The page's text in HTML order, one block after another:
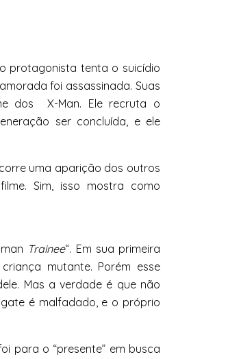
protagonista tenta o suicídio
foi assassinada. Suas
dos X-Man. Ele recruta o
ser concluída, e ele
uma aparição dos outros
Sim, isso mostra como
Trainee“. Em sua primeira
mutante. Porém esse
Mas a verdade é que não
é malfadado, e o próprio
para o “presente” em busca